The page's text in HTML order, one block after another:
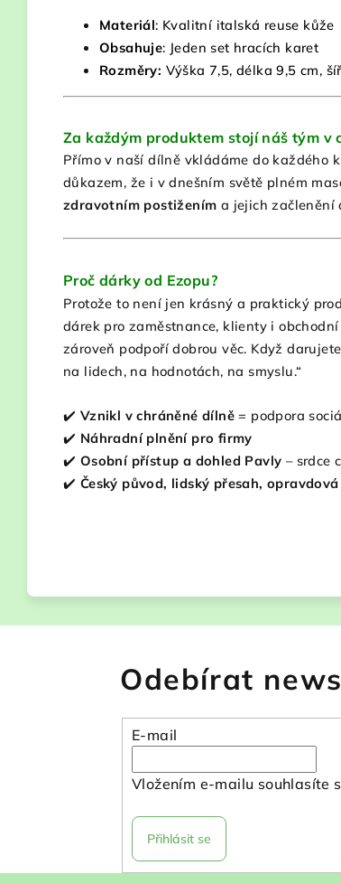
Materiál: Kvalitní italská reuse kůže
Obsahuje: Jeden set hracích karet
Rozměry: Výška 7,5, délka 9,5 cm,
Za každým produktem stojí náš tým v
Přímo v naší dílně vkládáme do každého
důkazem, že i v dnešním světě plném
zdravotním postižením a jejich začlenění
Proč dárky od Ezopu?
Protože to není jen krásný a praktický
dárek pro zaměstnance, klienty i
zároveň podpoří dobrou věc. Když
na lidech, na hodnotách, na smyslu.“
✔️ Vznikl v chráněné dílně = podpora
✔️ Náhradní plnění pro firmy
✔️ Osobní přístup a dohled Pavly – srdce
✔️ Český původ, lidský přesah,
Odebírat
E-mail
Vložením e-mailu souhlasíte s
Přihlásit se